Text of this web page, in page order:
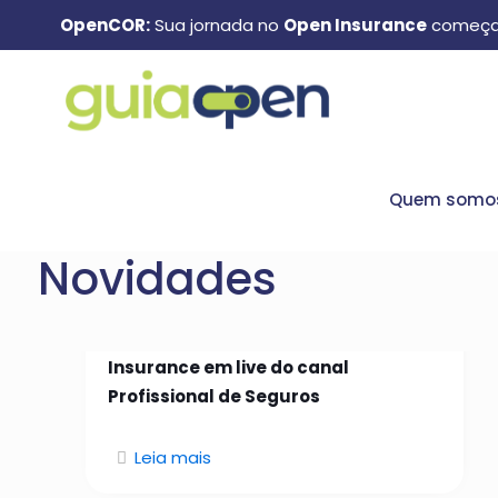
OpenCOR:Sua jornada no Open Insurance
Quem
Novidades
26 de janeiro de 2026
Insurance em live do canal
Profissional de Seguros
Leia mais